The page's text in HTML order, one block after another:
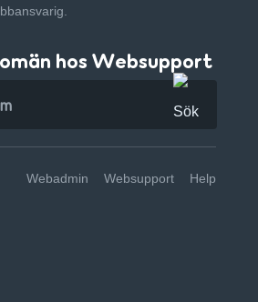
hos Websupport
Webadmin Websupport Help